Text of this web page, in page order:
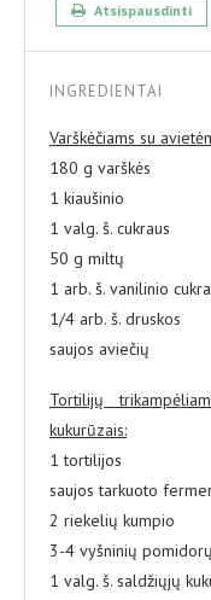
Atsispausdinti
INGREDIENTAI
Varškėčiams su
180 g varškės
1 kiaušinio
1 valg. š. cukraus
50 g miltų
1 arb. š. vanilinio
1/4 arb. š. druskos
saujos aviečių
Tortilijų
kukurūzais:
1 tortilijos
saujos tarkuoto
2 riekelių kumpio
3-4 vyšninių pomidorų
1 valg. š. saldžiųjų